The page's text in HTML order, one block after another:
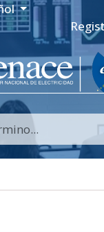
principal
sitio